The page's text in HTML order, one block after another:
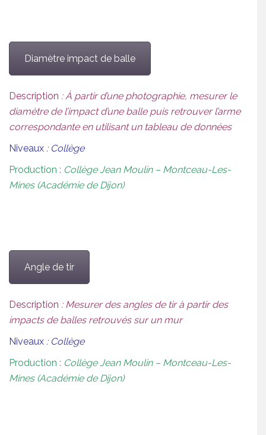
Diamètre impact de balle
Description : À partir d’une photographie, mesurer le
diamètre de l’impact d’une balle puis retrouver l’arme
correspondante en utilisant un tableau de données
Niveaux : Collège
Production : Collège Jean Moulin – Montceau-Les-
Mines (Académie de Dijon)
Angle de tir
Description : Mesurer des angles de tir à partir des
impacts de balles retrouvés sur un mur
Niveaux : Collège
Production : Collège Jean Moulin – Montceau-Les-
Mines (Académie de Dijon)